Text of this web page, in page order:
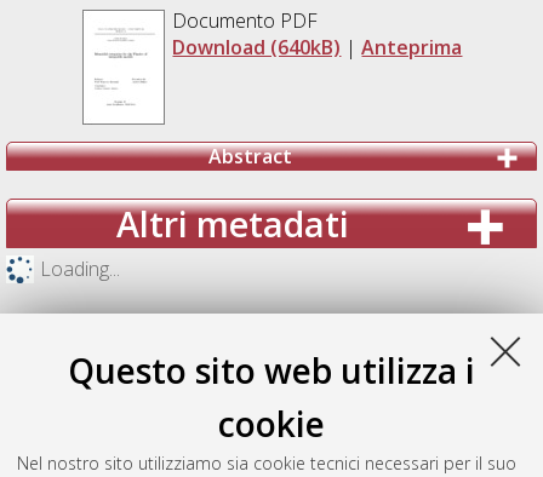
Questo sito web utilizza i
cookie
Nel nostro sito utilizziamo sia cookie tecnici necessari per il suo
Documento PDF
Download (640kB) |Anteprima
Abstract
Altri metadati
Loading...